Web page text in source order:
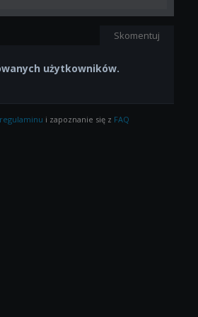
Skomentuj
użytkowników.
regulaminu i zapoznanie się z FAQ